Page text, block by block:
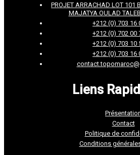
PROJET ARRACHAD LOT 101
MAJATYA OULAD
+212 (0) 703 16
+212 (0) 702 00
+212 (0) 703 10
+212 (0) 703 16
Liens
Contact
Politique de
Conditions